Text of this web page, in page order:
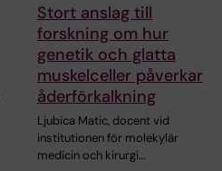
Stort anslag till
forskning om hur
genetik och glatta
muskelceller påverkar
åderförkalkning
Ljubica Matic, docent vid
institutionen för molekylär
medicin och kirurgi…